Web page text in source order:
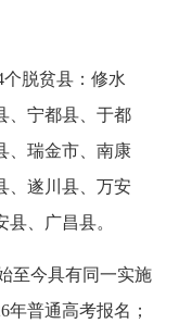
个脱贫县：修水
、宁都县、于都
、瑞金市、南康
、遂川县、万安
、广昌县。
至今具有同一实施
普通高考报名；